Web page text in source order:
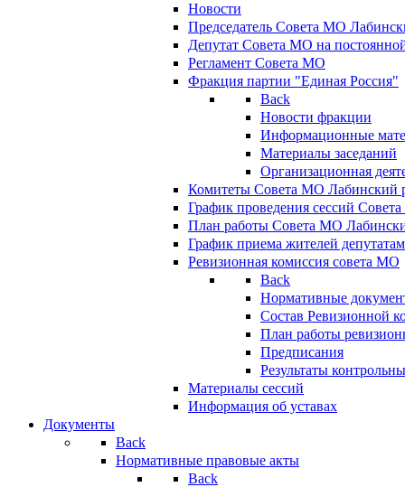
Новости
Председатель Совета МО
Депутат Совета МО на
Регламент Совета МО
Фракция партии "Единая Россия"
Back
Новости фракции
Информационные
Материалы заседаний
Организационная
Комитеты Совета МО Лабинский
График проведения сессий
План работы Совета МО
График приема жителей
Ревизионная комиссия совета МО
Back
Нормативные
Состав Ревизионной
План работы
Предписания
Результаты
Материалы сессий
Информация об уставах
Документы
Back
Нормативные правовые акты
Back